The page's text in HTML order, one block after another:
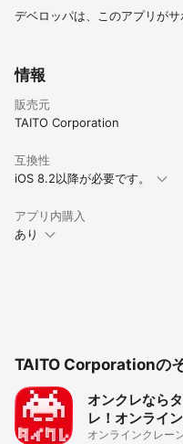
デベロッパは、このアプリが
情報
販売元
TAITO Corporation
互換性
iOS 8.2以降が必要です。
アプリ内購入
あり
TAITO Corporationの
オンクレなら
レ！オンライ
ンゲーム(オン
オンラインクレー